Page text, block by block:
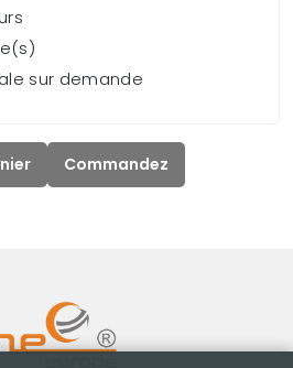
sur demande
Commandez